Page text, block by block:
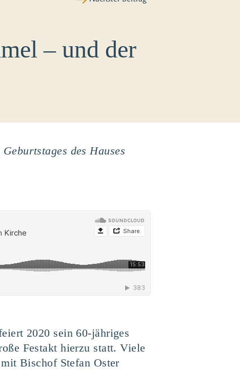
– und der
des Hauses
2020 sein 60-jähriges
Festakt hierzu statt. Viele
Bischof Stefan Oster